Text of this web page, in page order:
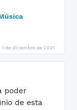
1 de diciembre de 2021
poder
de esta